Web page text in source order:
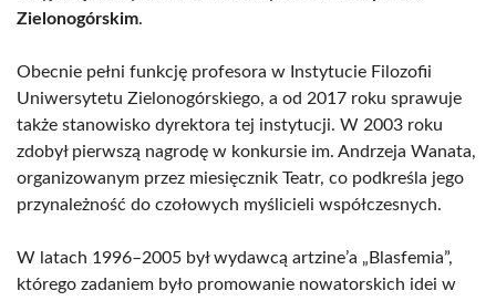
Zielonogórskim.
Obecnie pełni funkcję profesora w Instytucie Filozofii
Uniwersytetu Zielonogórskiego, a od 2017 roku sprawuje
także stanowisko dyrektora tej instytucji. W 2003 roku
zdobył pierwszą nagrodę w konkursie im. Andrzeja Wanata,
organizowanym przez miesięcznik Teatr, co podkreśla jego
przynależność do czołowych myślicieli współczesnych.
W latach 1996–2005 był wydawcą artzine’a „Blasfemia”,
którego zadaniem było promowanie nowatorskich idei w